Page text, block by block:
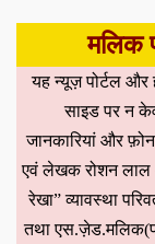
मलिक
यह न्यूज़ पोर्टल
साइड पर न
जानकारियां और
एवं लेखक रोशन लाल
रेखा” व्यावस्था
तथा